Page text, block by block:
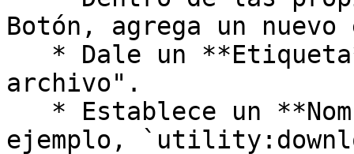
Botón, agrega un
archivo".
ejemplo,